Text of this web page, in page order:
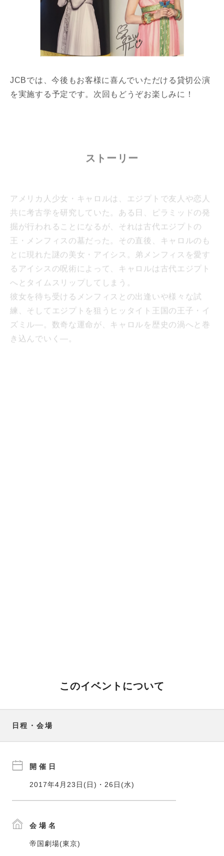
JCBでは、今後もお客様に喜んでいただける貸切公演
を実施する予定です。次回もどうぞお楽しみに！
ストーリー
共に考古学を研究していた。ある日、ピラミッドの発
掘が行われることになるが、それは古代エジプトの
王・メンフィスの墓だった。その直後、キャロルのも
とに現れた謎の美女・アイシス。弟メンフィスを愛す
るアイシスの呪術によって、キャロルは古代エジプト
へとタイムスリップしてしまう。
彼女を待ち受けるメンフィスとの出逢いや様々な試
練、そしてエジプトを狙うヒッタイト王国の王子・イ
ズミル―。数奇な運命が、キャロルを歴史の渦へと巻
き込んでいく―。
このイベントについて
日程・会場
開催日
2017年4月23日(日)・26日(水)
会場名
帝国劇場(東京)